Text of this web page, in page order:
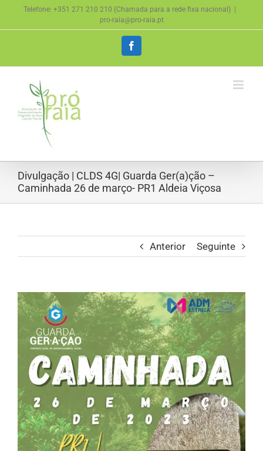
content
Telefone: +351 271 210 210 (Chamada para a rede fixa nacional)
pro-raia@pro-raia.pt
Facebook
Divulgação | CLDS 4G| Guarda Ger(a)ção –
Caminhada 26 de março- PR1 Aldeia Viçosa
Anterior Seguinte
View
Larger
Image